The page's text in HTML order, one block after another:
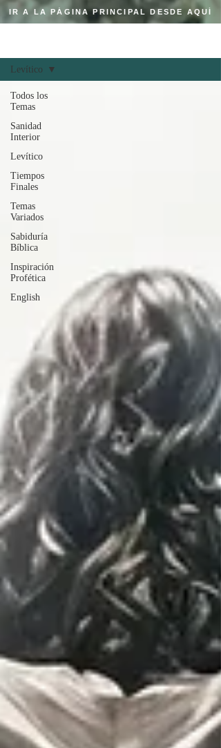
IR A LA PÁGINA PRINCIPAL DESDE AQUÍ
Todos los
Temas
Sanidad
Interior
Levítico
Tiempos
Finales
Temas
Variados
Sabiduría
Bíblica
Inspiración
Profética
English
Levítico